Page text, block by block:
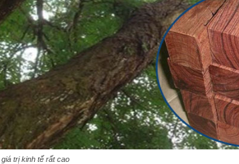
trị kinh tế rất cao